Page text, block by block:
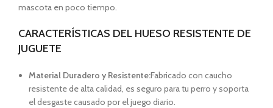
mascota en poco tiempo.
CARACTERÍSTICAS DEL HUESO RESISTENTE DE
JUGUETE
Material Duradero y Resistente:Fabricado con caucho
resistente de alta calidad, es seguro para tu perro y soporta
el desgaste causado por el juego diario.